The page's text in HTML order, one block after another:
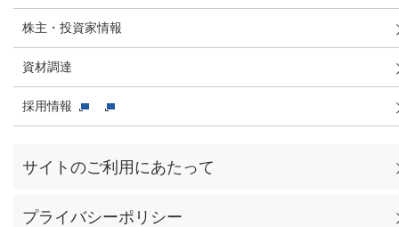
株主・投資家情報
資材調達
採用情報
サイトのご利用にあたって
プライバシーポリシー